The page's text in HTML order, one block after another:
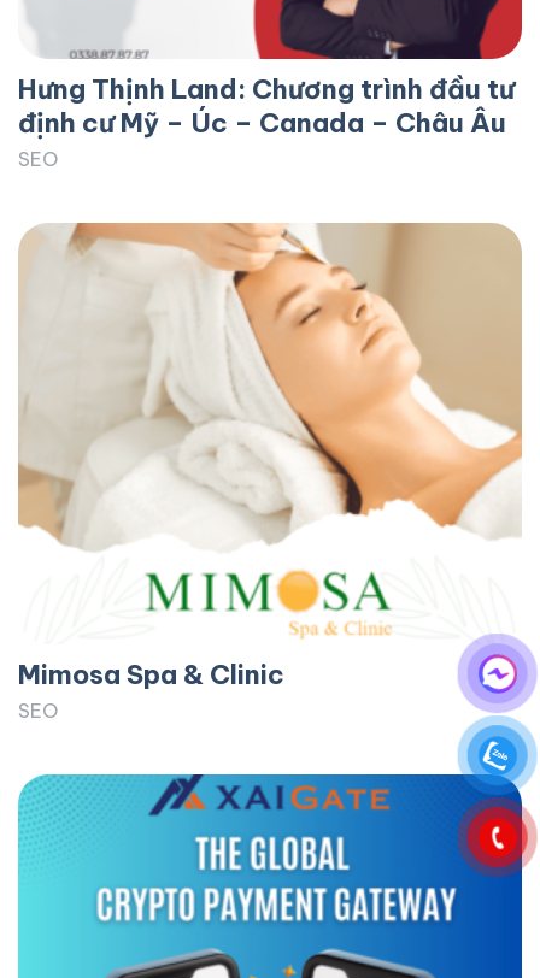
Hưng Thịnh Land: Chương trình đầu tư
định cư Mỹ – Úc – Canada – Châu Âu
SEO
Mimosa Spa & Clinic
SEO